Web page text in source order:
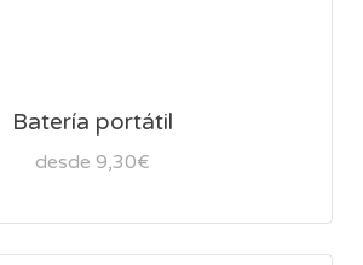
Batería portátil
desde 9,30€